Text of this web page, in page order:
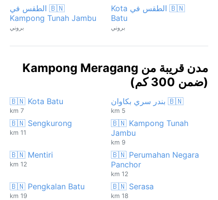
🇧🇳 الطقس في Kota
Batu
بروني
🇧🇳 الطقس في
Kampong Tunah Jambu
بروني
مدن قريبة من Kampong Meragang
(ضمن 300 كم)
🇧🇳 بندر سري بكاوان
5 km
🇧🇳 Kota Batu
7 km
🇧🇳 Kampong Tunah
Jambu
9 km
🇧🇳 Sengkurong
11 km
🇧🇳 Perumahan Negara
Panchor
12 km
🇧🇳 Mentiri
12 km
🇧🇳 Serasa
18 km
🇧🇳 Pengkalan Batu
19 km